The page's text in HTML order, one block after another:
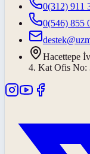
0(312) 911
0(546) 855
Hacettepe
4. Kat Ofis